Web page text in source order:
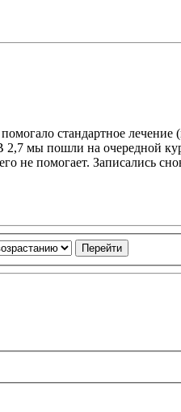
стандартное
мы пошли на очередной
не помогает. Записались